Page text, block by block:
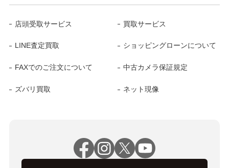
店頭受取サービス 買取サービス
LINE査定買取 ショッピングローンについて
FAXでのご注文について 中古カメラ保証規定
ズバリ買取 ネット現像